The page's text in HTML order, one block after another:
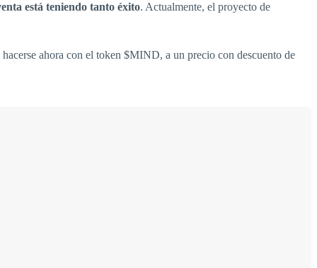
está teniendo tanto éxito. Actualmente, el proyecto de
ahora con el token $MIND, a un precio con descuento de